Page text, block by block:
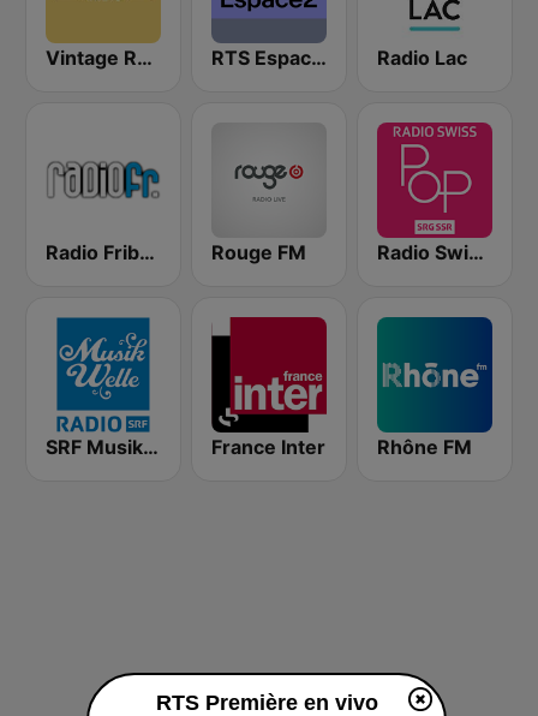
Vintage Radio RTS Espace 2 Radio Lac
Radio Fribourg Rouge FM Radio Swiss Pop
SRF Musikwelle France Inter Rhône FM
RTS Première en vivo